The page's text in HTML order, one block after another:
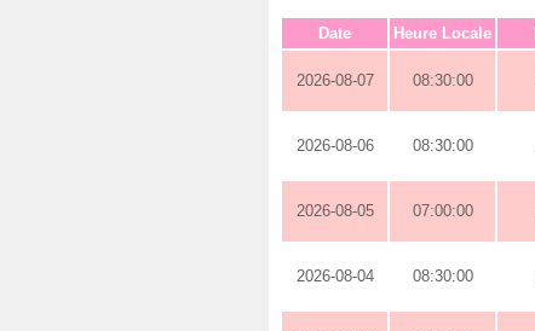
Date Heure Locale
2026-08-07 08:30:00
2026-08-06 08:30:00
2026-08-05 07:00:00
2026-08-04 08:30:00